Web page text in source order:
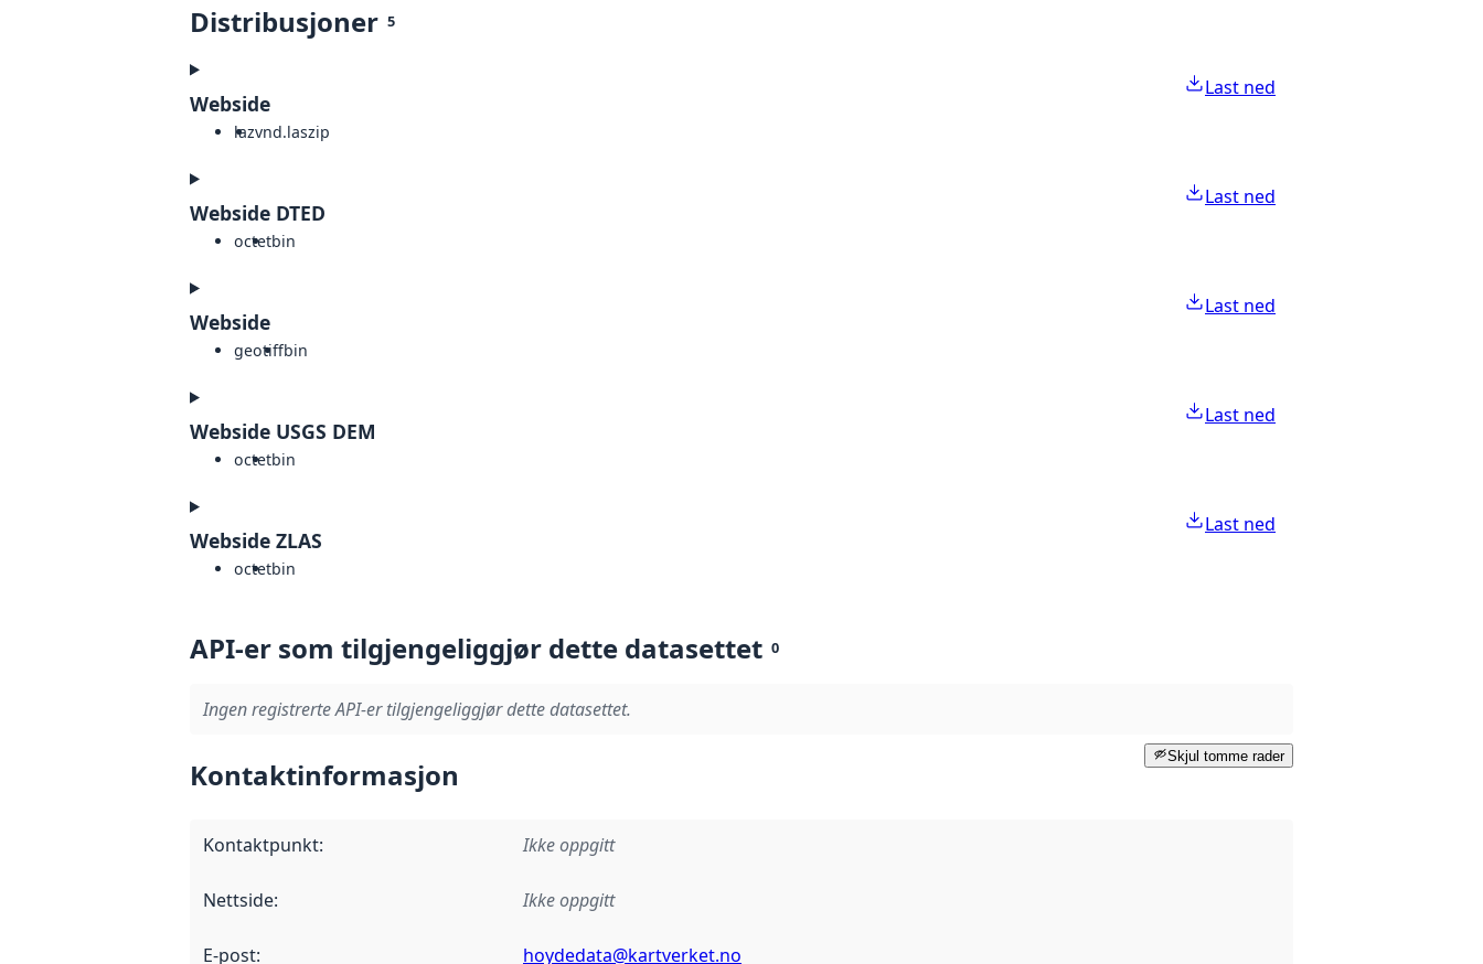
Distribusjoner 5
Webside
lazvnd.laszip
Last ned
Webside DTED
octetbin
Last ned
Webside
geotiffbin
Last ned
Webside USGS DEM
octetbin
Last ned
Webside ZLAS
octetbin
Last ned
API-er som tilgjengeliggjør dette datasettet 0
Ingen registrerte API-er tilgjengeliggjør dette datasettet.
Skjul tomme rader
Kontaktinformasjon
Kontaktpunkt: Ikke oppgitt
Nettside: Ikke oppgitt
E-post: hoydedata@kartverket.no